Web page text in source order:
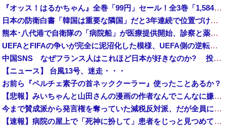
『オッス！はるかちゃん』全巻「99円」セール！全3巻「1,584円」→「297円」！男だらけの応援団とムチムチ娘のお色気コメディ！『バクくん』も...
日本の防衛白書「韓国は重要な隣国」だと3年連続で位置づけ…韓国メディア！
熊本･八代港で自衛隊の「病院船」が医療提供開始、診察と薬剤処方…被災者向け大浴場も！
UEFAとFIFAの争いが完全に泥沼化した模様、UEFA側の逆転敗北すらあり得るような情勢に……
中国SNS なぜフランス人はこれほど日本が好きなのか? 投稿では「中国人も日本が好き」「普通の人は…」[8/6]
【ニュース】 台風13号、迷走・・・
お前ら『ペルチェ素子の首ネッククーラー』使ったことあるか？
【悲報】みいちゃんと山田さんの漫画の作者なんでこんなに嫌われてるんだろうな
今まで賛成派から発言権を奪っていた減税反対派、だが全員に発言権が与えられるように方式変更された途端……
【速報】病院の屋上で「死神に扮して」患者をじっと見つめていた男性を逮捕